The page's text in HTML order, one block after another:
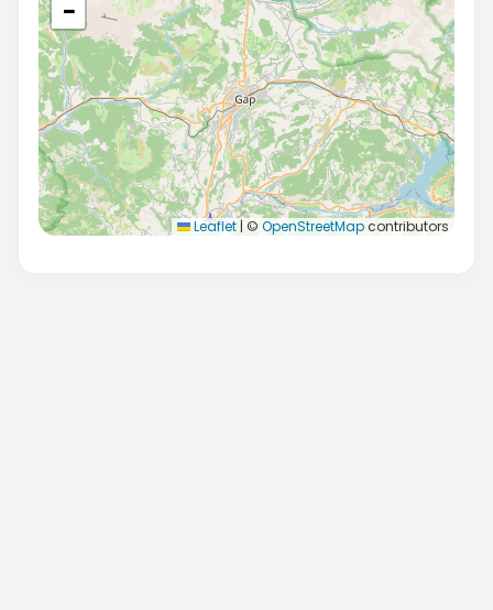
−
Leaflet | © OpenStreetMapcontributors